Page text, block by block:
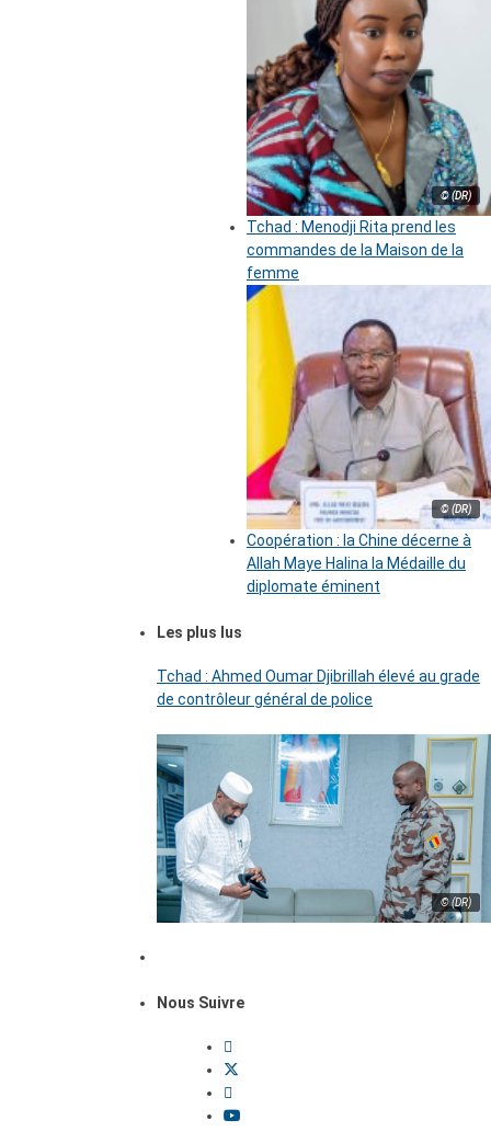
© (DR)
Tchad : Menodji Rita prend les
commandes de la Maison de la
femme
© (DR)
Coopération : la Chine décerne à
Allah Maye Halina la Médaille du
diplomate éminent
Les plus lus
Tchad : Ahmed Oumar Djibrillah élevé au grade
de contrôleur général de police
© (DR)
Nous Suivre